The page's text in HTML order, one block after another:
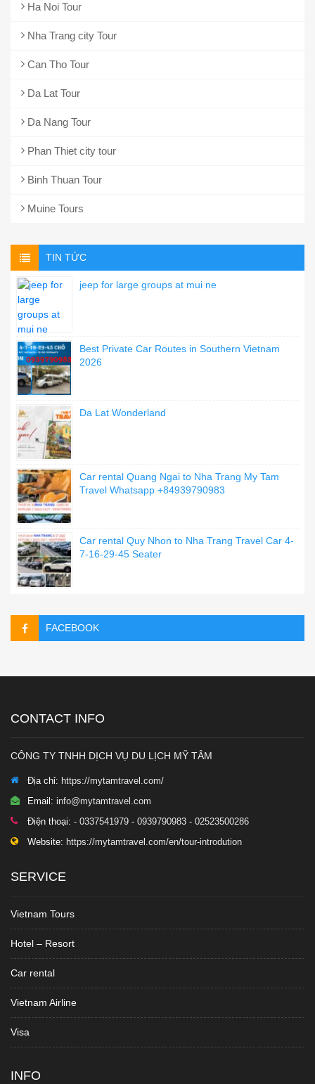
Ha Noi Tour
Nha Trang city Tour
Can Tho Tour
Da Lat Tour
Da Nang Tour
Phan Thiet city tour
Binh Thuan Tour
Muine Tours
TIN TỨC
jeep for large groups at mui ne
Best Private Car Routes in Southern Vietnam
2026
Da Lat Wonderland
Car rental Quang Ngai to Nha Trang My Tam
Travel Whatsapp +84939790983
Car rental Quy Nhon to Nha Trang Travel Car 4-
7-16-29-45 Seater
FACEBOOK
CONTACT INFO
CÔNG TY TNHH DỊCH VỤ DU LỊCH MỸ TÂM
Địa chỉ: https://mytamtravel.com/
Email: info@mytamtravel.com
Điện thoại: - 0337541979 - 0939790983 - 02523500286
Website: https://mytamtravel.com/en/tour-introdution
SERVICE
Vietnam Tours
Hotel – Resort
Car rental
Vietnam Airline
Visa
INFO